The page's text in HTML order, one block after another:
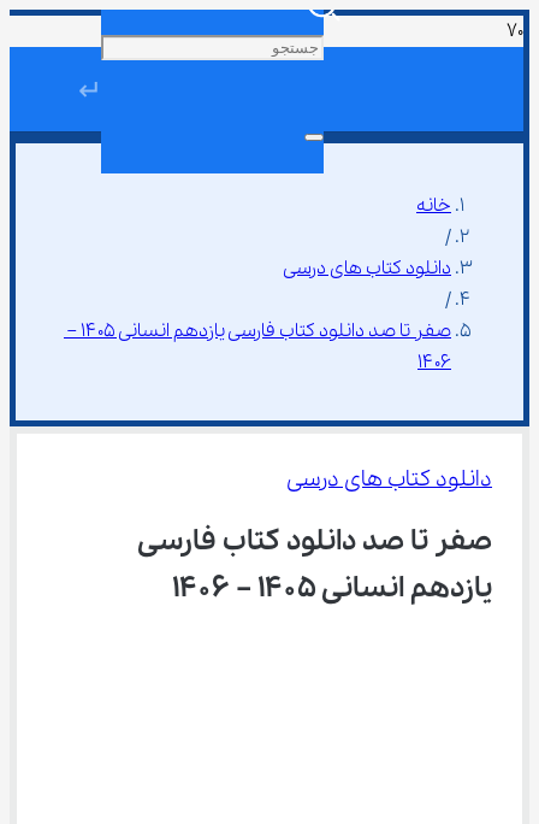
↵
خانه
/
دانلود کتاب های درسی
/
صفر تا صد دانلود کتاب فارسی یازدهم انسانی ۱۴۰۵ –
۱۴۰۶
دانلود کتاب های درسی
صفر تا صد دانلود کتاب فارسی
یازدهم انسانی ۱۴۰۵ – ۱۴۰۶